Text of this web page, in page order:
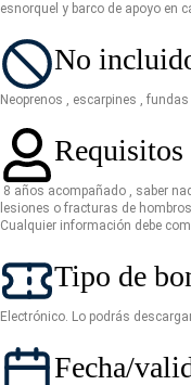
esnorquel y barco de apoyo en
No
Neoprenos , escarpines ,
8 años acompañado , saber
lesiones o fracturas de
Cualquier información debe
Tipo de
Electrónico. Lo podrás
Fecha/